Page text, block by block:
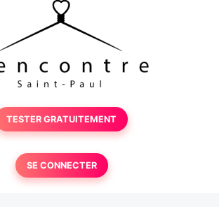
TESTER GRATUITEMENT
SE CONNECTER